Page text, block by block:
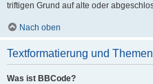
triftigen Grund auf alte oder
Nach oben
Textformatierung und
Was ist BBCode?